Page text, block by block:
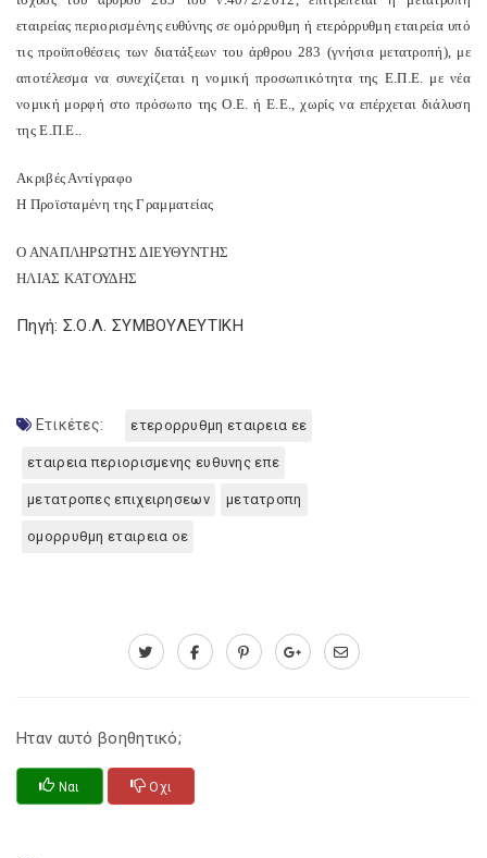
εταιρείας περιορισμένης ευθύνης σε ομόρρυθμη ή ετερόρρυθμη εταιρεία υπό
τις προϋποθέσεις των διατάξεων του άρθρου 283 (γνήσια μετατροπή), με
αποτέλεσμα να συνεχίζεται η νομική προσωπικότητα της Ε.Π.Ε. με νέα
νομική μορφή στο πρόσωπο της Ο.Ε. ή Ε.Ε., χωρίς να επέρχεται διάλυση
της Ε.Π.Ε..
Ακριβές Αντίγραφο
Η Προϊσταμένη της Γραμματείας
Ο ΑΝΑΠΛΗΡΩΤΗΣ ΔΙΕΥΘΥΝΤΗΣ
ΗΛΙΑΣ ΚΑΤΟΥΔΗΣ
Πηγή: Σ.Ο.Λ. ΣΥΜΒΟΥΛΕΥΤΙΚΗ
Ετικέτες: ετερορρυθμη εταιρεια εε
εταιρεια περιορισμενης ευθυνης επε
μετατροπες επιχειρησεων μετατροπη
ομορρυθμη εταιρεια οε
Ηταν αυτό βοηθητικό;
Ναι Οχι